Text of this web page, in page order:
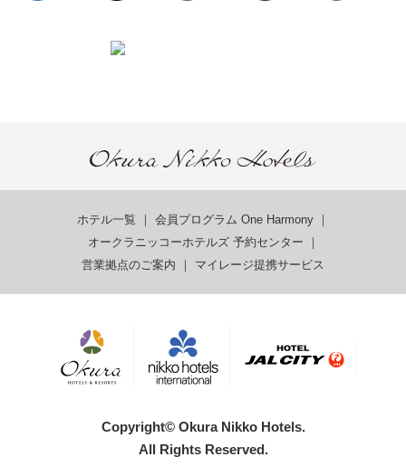
ホテル一覧 ｜ 会員プログラム One Harmony ｜
オークラニッコーホテルズ 予約センター ｜
営業拠点のご案内 ｜ マイレージ提携サービス
Copyright© Okura Nikko Hotels.
All Rights Reserved.